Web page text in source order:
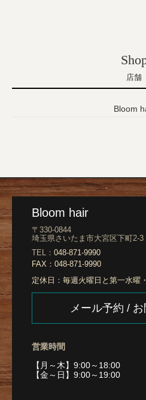
店舗
Bloom
Bloom hair
〒330-0844
埼玉県さいたま市大宮区下町2-
TEL： 048-871-9990
FAX： 048-871-9990
定休日： 毎週火曜日と第一水曜
メール予約 /
営業時間
【月～木】9:00～18:00
【金～日】9:00～19:00